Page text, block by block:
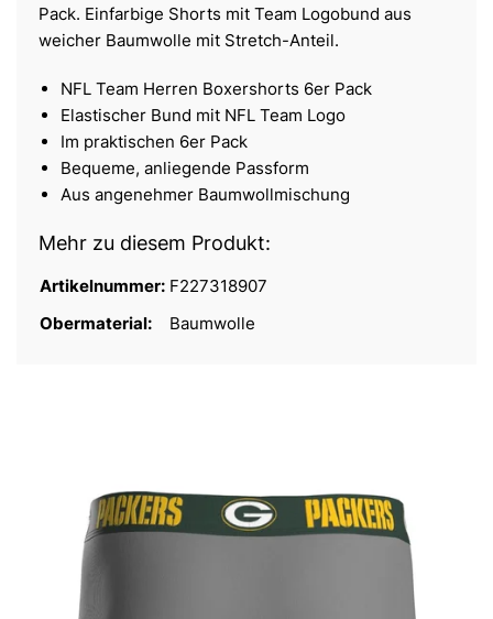
Pack. Einfarbige Shorts mit Team Logobund aus
weicher Baumwolle mit Stretch-Anteil.
NFL Team Herren Boxershorts 6er Pack
Elastischer Bund mit NFL Team Logo
Im praktischen 6er Pack
Bequeme, anliegende Passform
Aus angenehmer Baumwollmischung
Mehr zu diesem Produkt:
Artikelnummer: F227318907
Obermaterial:
Baumwolle